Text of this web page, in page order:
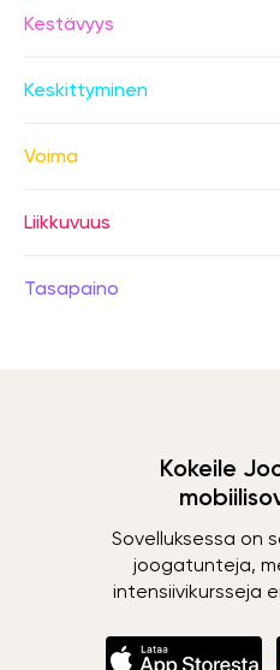
Kestävyys
Keskittyminen
Voima
Liikkuvuus
Tasapaino
Kokeile
Sovelluksessa on
joogatunteja,
intensiivikursseja